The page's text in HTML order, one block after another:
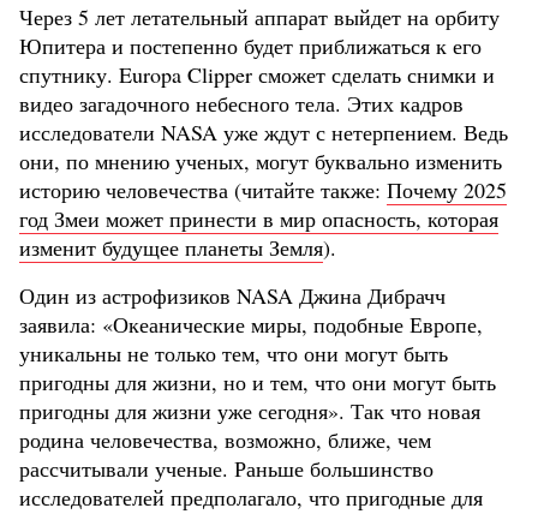
Через 5 лет летательный аппарат выйдет на орбиту
Юпитера и постепенно будет приближаться к его
спутнику. Europa Clipper сможет сделать снимки и
видео загадочного небесного тела. Этих кадров
исследователи NASA уже ждут с нетерпением. Ведь
они, по мнению ученых, могут буквально изменить
историю человечества (читайте также: Почему 2025
год Змеи может принести в мир опасность, которая
изменит будущее планеты Земля).
Один из астрофизиков NASA Джина Дибрачч
заявила: «Океанические миры, подобные Европе,
уникальны не только тем, что они могут быть
пригодны для жизни, но и тем, что они могут быть
пригодны для жизни уже сегодня». Так что новая
родина человечества, возможно, ближе, чем
рассчитывали ученые. Раньше большинство
исследователей предполагало, что пригодные для